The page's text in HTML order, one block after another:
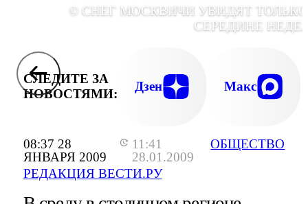
08:37 28
ЯНВАРЯ 2009
11:41
28.01.2009
РЕДАКЦИЯ ВЕСТИ.РУ
ОБЩЕСТВО
© СНЕГ МОСКВИЧИ УВИДЯТ
СЕРЕДИНЕ
СЛЕДИТЕ ЗА
НОВОСТЯМИ:
Дзен Макс